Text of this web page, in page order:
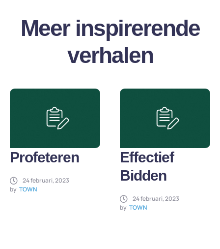
Meer inspirerende
verhalen
Profeteren
24 februari, 2023
by TOWN
Effectief
Bidden
24 februari, 2023
by TOWN